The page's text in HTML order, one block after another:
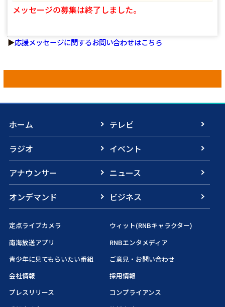
メッセージの募集は終了しました。
▶応援メッセージに関するお問い合わせはこちら
ホーム
テレビ
ラジオ
イベント
アナウンサー
ニュース
オンデマンド
ビジネス
定点ライブカメラ
ウィット(RNBキャラクター)
南海放送アプリ
RNBエンタメディア
青少年に見てもらいたい番組
ご意見・お問い合わせ
会社情報
採用情報
プレスリリース
コンプライアンス